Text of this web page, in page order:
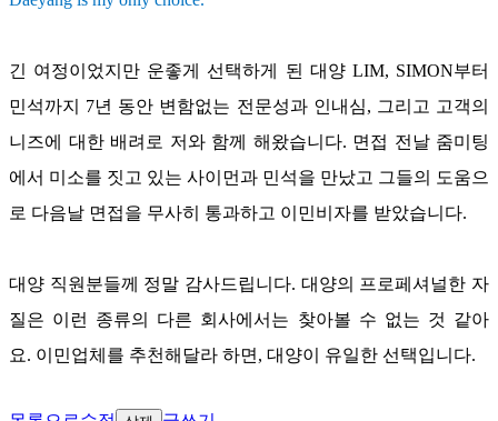
긴 여정이었지만 운좋게 선택하게 된 대양LIM, SIMON부터
민석까지
7년 동안 변함없는 전문성과 인내심, 그리고 고객의
니즈에 대한 배려로 저와 함께 해왔습니다. 면접 전날 줌미팅
에서 미소를 짓고 있는 사이먼과 민석을 만났고 그들의 도움으
로 다음날 면접을 무사히 통과하고 이민비자를 받았습니다.
대양 직원분들께 정말 감사드립니다. 대양의 프로페셔널한 자
질은 이런 종류의 다른 회사에서는 찾아볼 수 없는 것 같아
요. 이민업체를 추천해달라 하면 , 대양이 유일한 선택입니다.